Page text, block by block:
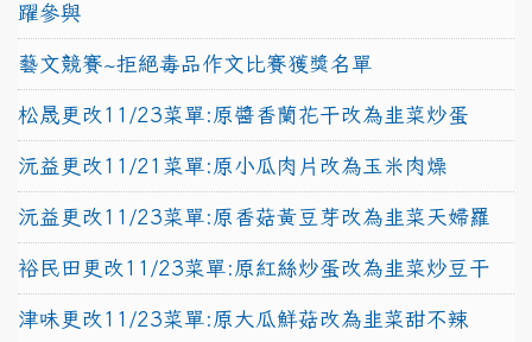
躍參與
藝文競賽~拒絕毒品作文比賽獲獎名單
松晟更改11/23菜單:原醬香蘭花干改為韭菜炒蛋
沅益更改11/21菜單:原小瓜肉片改為玉米肉燥
沅益更改11/23菜單:原香菇黃豆芽改為韭菜天婦羅
裕民田更改11/23菜單:原紅絲炒蛋改為韭菜炒豆干
津味更改11/23菜單:原大瓜鮮菇改為韭菜甜不辣